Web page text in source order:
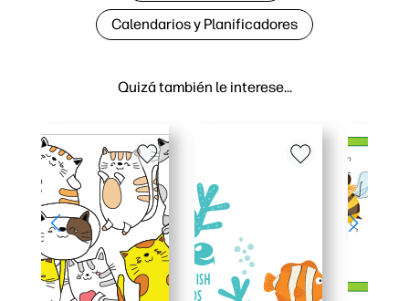
Quizá también le interese…
Calendarios y Planificadores